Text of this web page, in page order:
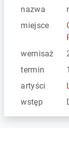
nazwa
miejsce
wernisaż
termin
artyści
wstęp